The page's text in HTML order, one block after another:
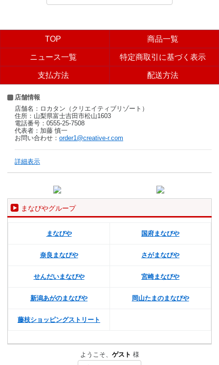
TOP 商品一覧
ニュース一覧 特定商取引に基づく表示
支払方法 配送方法
店舗情報
店舗名：ロカタン（クリエイティブリゾート）
住所：山梨県富士吉田市松山1603
電話番号：0555-25-7508
代表者：加藤 慎一
お問い合わせ： order1@creative-r.com
詳細表示
まなびやグループ
まなびや 国府まなびや
奈良まなびや さがまなびや
せんだいまなびや 宮崎まなびや
新潟あがのまなびや 岡山たまのまなびや
藤枝ショッピングストリート
ようこそ、 ゲスト 様